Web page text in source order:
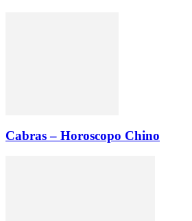
Cabras – Horoscopo Chino